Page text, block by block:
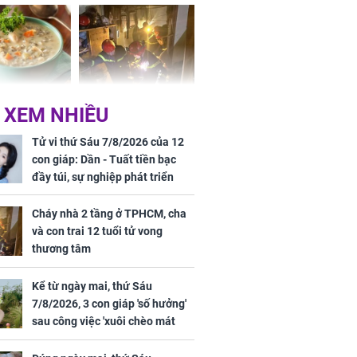
hóa Phượng,
mắn về
bách bệnh
khỏe và
đúng
bình dân
Cháy nhà 2 tầng ở
TPHCM, cha và con
trai 12 tuổi tử vong
thương tâm
nam diễn
khi than
NHIỀU
Tử vi thứ Sáu 7/8/2026 của 12
con giáp: Dần - Tuất tiền bạc
đầy túi, sự nghiệp phát triển
hưng thịnh, Mão - Thân tài lộc
ảm đạm, mọi sự khó thành công
mỹ mãn
Cháy nhà 2 tầng ở TPHCM, cha
và con trai 12 tuổi tử vong
thương tâm
Kể từ ngày mai, thứ Sáu
7/8/2026, 3 con giáp 'số hưởng'
sau công việc 'xuôi chèo mát
mái', tiền tài 'thu về như nước',